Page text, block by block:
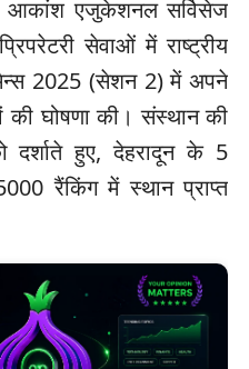
आकांश एजुकेशनल सर्विसेज
सेवाओं में राष्ट्रीय
2025 (सेशन 2) में अपने
की घोषणा की। संस्थान की
दर्शाते हुए, देहरादून के 5
रैंकिंग में स्थान प्राप्त